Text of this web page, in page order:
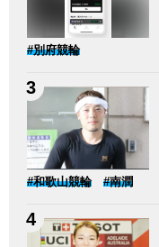
#別府競輪
#和歌山競輪 #南潤